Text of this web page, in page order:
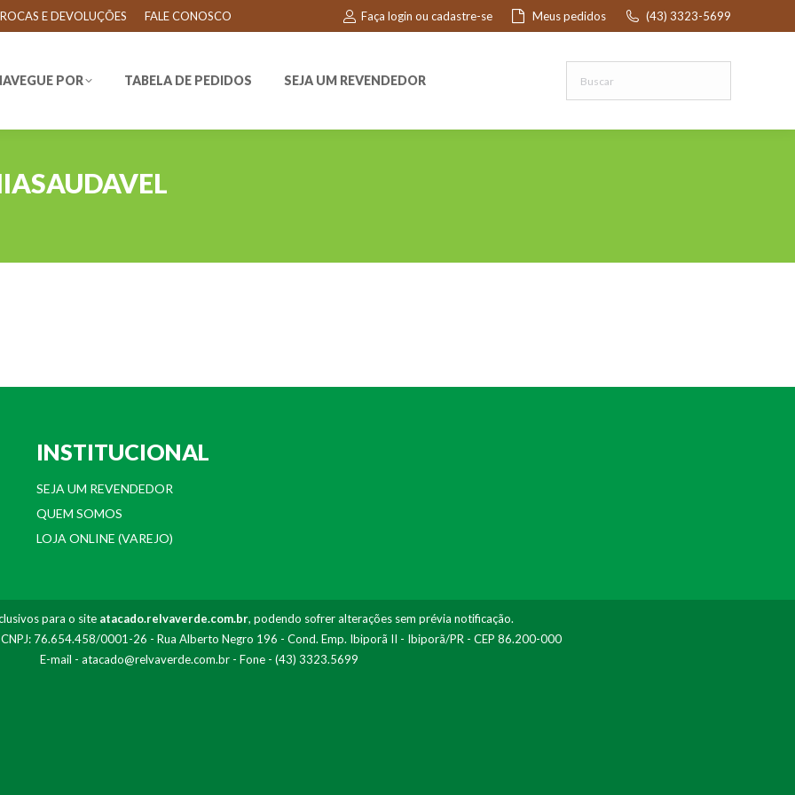
E DEVOLUÇÕES FALE CONOSCO Faça login ou cadastre-se Meus pedidos (43) 3323-5699
POR TABELA DE PEDIDOS SEJA UM REVENDEDOR
INSTITUCIONAL
SEJA UM REVENDEDOR
QUEM SOMOS
LOJA ONLINE (VAREJO)
para o site atacado.relvaverde.com.br, podendo sofrer alterações sem prévia notificação.
CNPJ: 76.654.458/0001-26 - Rua Alberto Negro 196 - Cond. Emp. Ibiporã II - Ibiporã/PR - CEP 86.200-000
E-mail - atacado@relvaverde.com.br- Fone - (43) 3323.5699
POR TABELA DE PEDIDOS SEJA UM REVENDEDOR